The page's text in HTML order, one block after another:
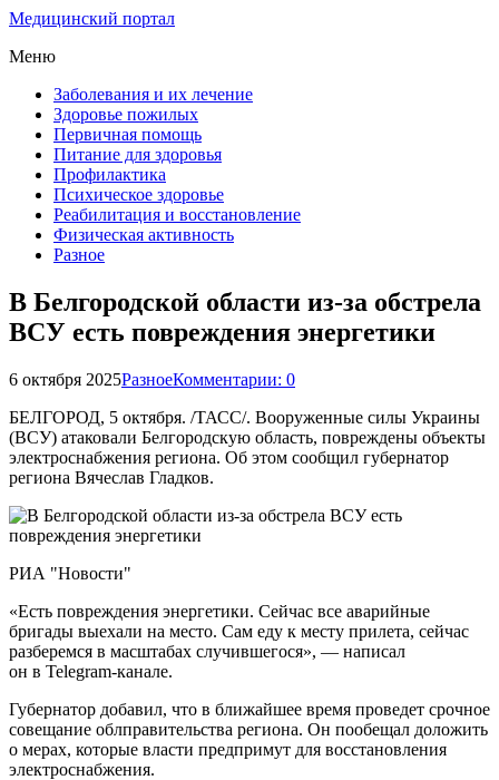
Медицинский портал
Меню
Заболевания и их лечение
Здоровье пожилых
Первичная помощь
Питание для здоровья
Профилактика
Психическое здоровье
Реабилитация и восстановление
Физическая активность
Разное
В Белгородской области из-за обстрела
ВСУ есть повреждения энергетики
6 октября 2025РазноеКомментарии: 0
БЕЛГОРОД, 5 октября. /ТАСС/. Вооруженные силы Украины
(ВСУ) атаковали Белгородскую область, повреждены объекты
электроснабжения региона. Об этом сообщил губернатор
региона Вячеслав Гладков.
РИА "Новости"
«Есть повреждения энергетики. Сейчас все аварийные
бригады выехали на место. Сам еду к месту прилета, сейчас
разберемся в масштабах случившегося», — написал
он в Telegram-канале.
Губернатор добавил, что в ближайшее время проведет срочное
совещание облправительства региона. Он пообещал доложить
о мерах, которые власти предпримут для восстановления
электроснабжения.